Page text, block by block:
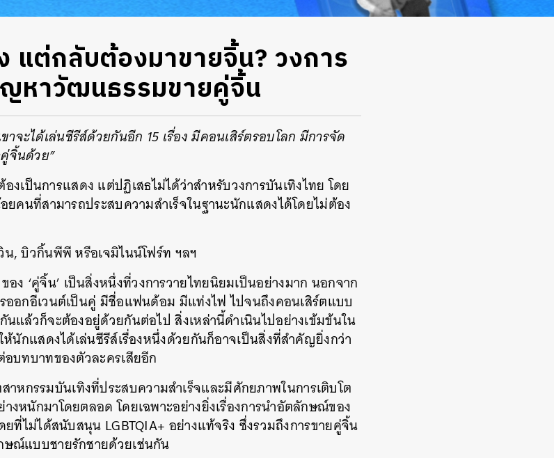
แต่กลับต้องมาขายจิ้น? วงการ
หาวัฒนธรรมขายคู่จิ้น
าจะได้เล่นซีรีส์ด้วยกันอีก 15 เรื่อง มีคอนเสิร์ตรอบโลก มีการจัด
จิ้นด้วย”
เป็นการแสดง แต่ปฏิเสธไม่ได้ว่าสำหรับวงการบันเทิงไทย โดย
คนที่สามารถประสบความสำเร็จในฐานะนักแสดงได้โดยไม่ต้อง
, บิวกิ้นพีพี หรือเจมิไนน์โฟร์ท ฯลฯ
ง ‘คู่จิ้น’ เป็นสิ่งหนึ่งที่วงการวายไทยนิยมเป็นอย่างมาก นอกจาก
อกอีเวนต์เป็นคู่ มีชื่อแฟนด้อม มีแท่งไฟ ไปจนถึงคอนเสิร์ตแบบ
แล้วก็จะต้องอยู่ด้วยกันต่อไป สิ่งเหล่านี้ดำเนินไปอย่างเข้มข้นใน
นักแสดงได้เล่นซีรีส์เรื่องหนึ่งด้วยกันก็อาจเป็นสิ่งที่สำคัญยิ่งกว่า
บทบาทของตัวละครเสียอีก
หกรรมบันเทิงที่ประสบความสำเร็จและมีศักยภาพในการเติบโต
หนักมาโดยตลอด โดยเฉพาะอย่างยิ่งเรื่องการนำอัตลักษณ์ของ
ยที่ไม่ได้สนับสนุน LGBTQIA+ อย่างแท้จริง ซึ่งรวมถึงการขายคู่จิ้น
ณ์แบบชายรักชายด้วยเช่นกัน